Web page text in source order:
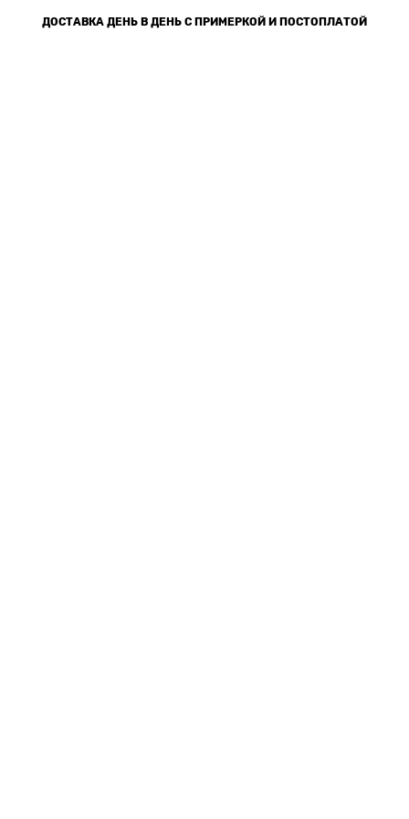
ДОСТАВКА ДЕНЬ В ДЕНЬ С ПРИМЕРКОЙ И ПОСТОПЛАТОЙ